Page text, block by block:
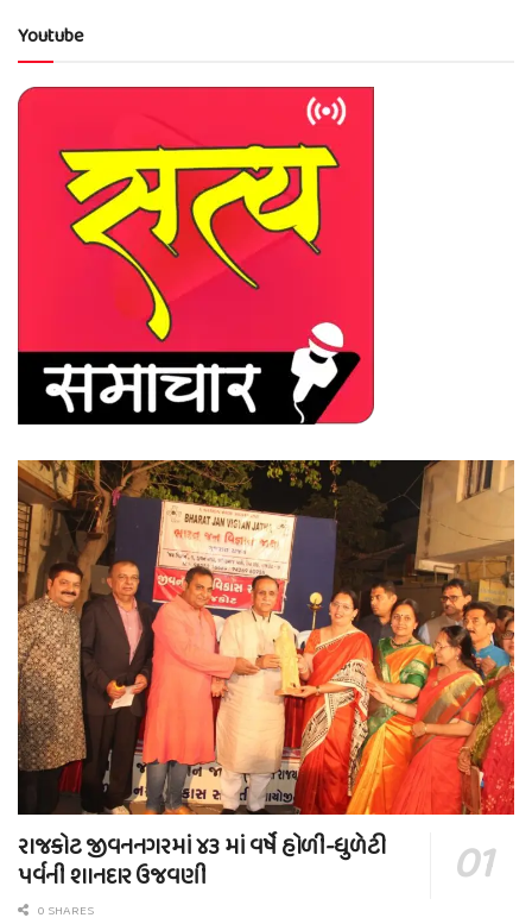
Youtube
રાજકોટ જીવનનગરમાં ૪૩ માં વર્ષે હોળી-ધુળેટી
પર્વની શાનદાર ઉજવણી
0 SHARES